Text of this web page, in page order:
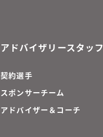
アドバイザリースタッフ
契約選手
スポンサーチーム
アドバイザー＆コーチ